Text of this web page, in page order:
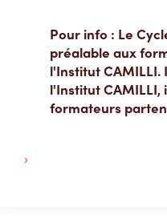
Pour info : Le
préalable aux
l'Institut CAMILLI.
l'Institut CAMILLI,
formateurs